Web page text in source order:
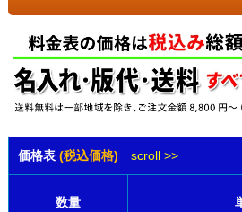
価格表 (税込価格) scroll >>
数量